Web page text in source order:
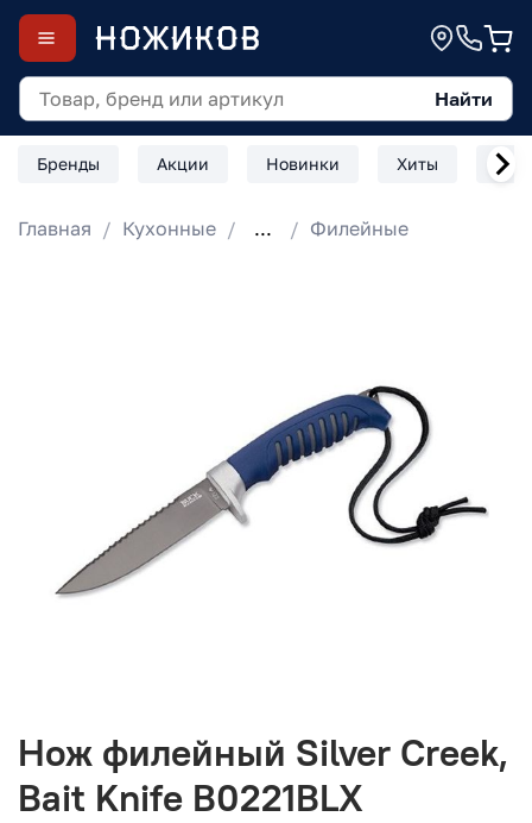
Найти
Бренды Акции Новинки Хиты
Главная Кухонные ... Филейные
Нож филейный Silver Creek,
Bait Knife B0221BLX